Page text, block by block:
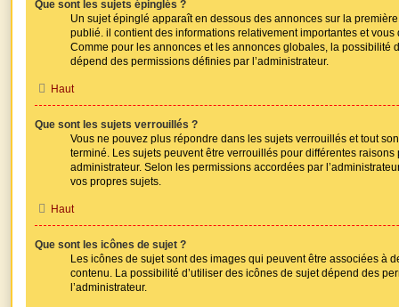
Que sont les sujets épinglés ?
Un sujet épinglé apparaît en dessous des annonces sur la
publié. il contient des informations relativement importantes et
Comme pour les annonces et les annonces globales, la possibilité
dépend des permissions définies par l’administrateur.
Haut
Que sont les sujets verrouillés ?
Vous ne pouvez plus répondre dans les sujets verrouillés et tout
terminé. Les sujets peuvent être verrouillés pour différentes
administrateur. Selon les permissions accordées par
vos propres sujets.
Haut
Que sont les icônes de sujet ?
Les icônes de sujet sont des images qui peuvent être associées à
contenu. La possibilité d’utiliser des icônes de sujet dépend des
l’administrateur.